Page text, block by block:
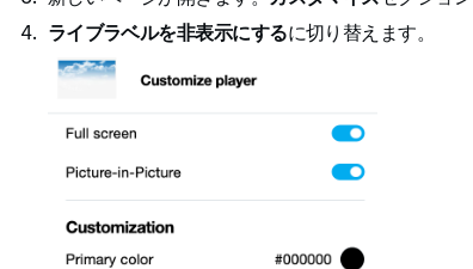
ライブラベルを非表示にするに切り替えます。